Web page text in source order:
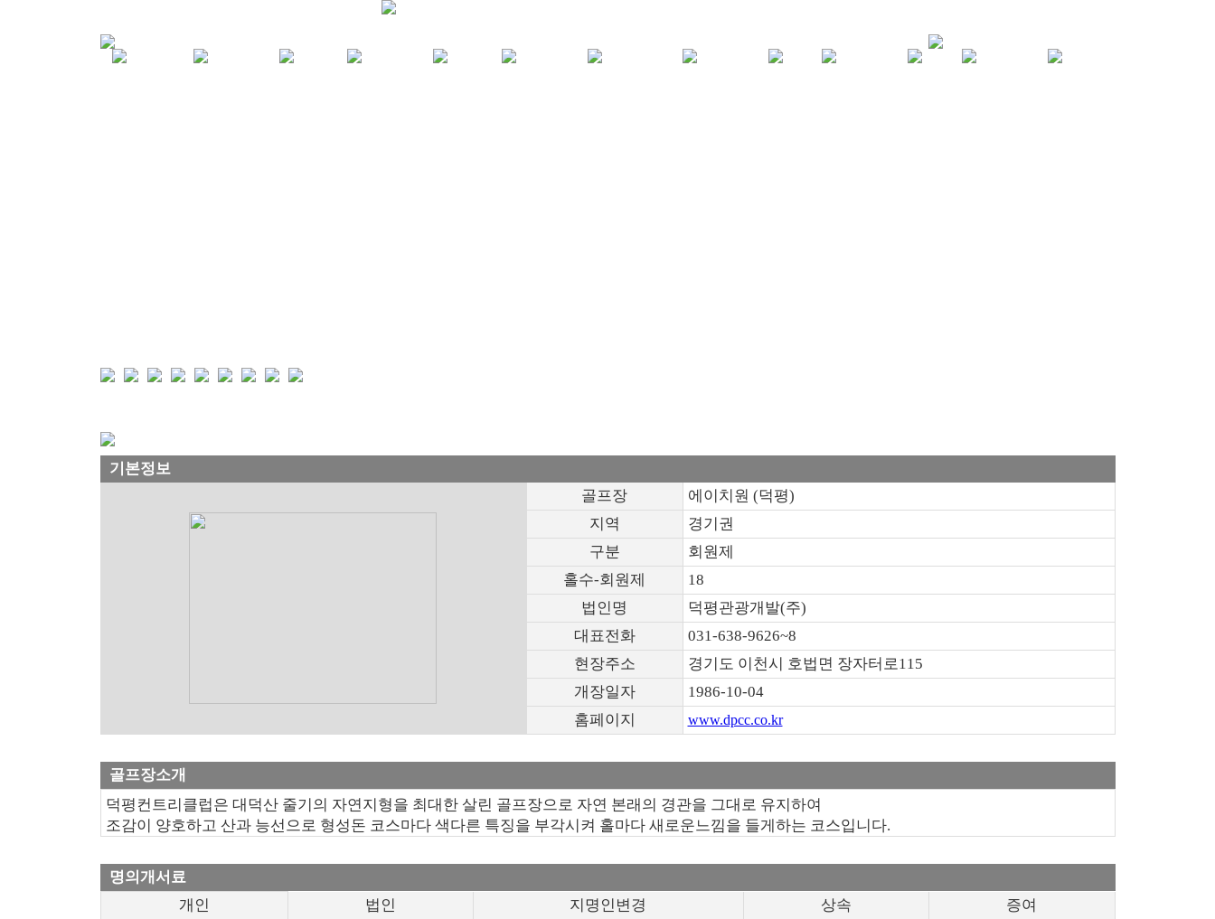
기본정보
골프장
에이치원 (덕평)
지역
경기권
구분
회원제
홀수-회원제
18
법인명
덕평관광개발(주)
대표전화
031-638-9626~8
현장주소
경기도 이천시 호법면 장자터로115
개장일자
1986-10-04
홈페이지
www.dpcc.co.kr
골프장소개
덕평컨트리클럽은 대덕산 줄기의 자연지형을 최대한 살린 골프장으로 자연 본래의 경관을 그대로 유지하여
조감이 양호하고 산과 능선으로 형성돈 코스마다 색다른 특징을 부각시켜 홀마다 새로운느낌을 들게하는 코스입니다.
명의개서료
개인
법인 지명인변경 상속
증여